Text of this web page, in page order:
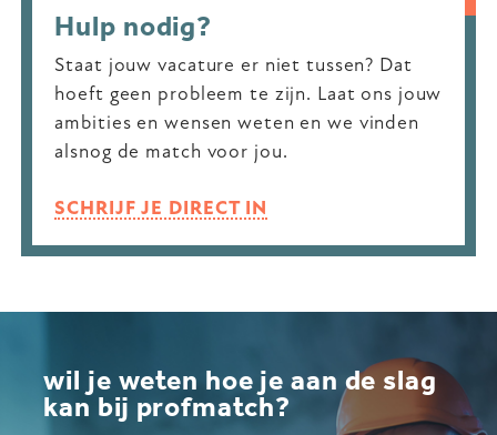
Hulp nodig?
Staat jouw vacature er niet tussen? Dat
hoeft geen probleem te zijn. Laat ons jouw
ambities en wensen weten en we vinden
alsnog de match voor jou.
SCHRIJF JE DIRECT IN
wil je weten hoe je aan de slag
kan bij profmatch?